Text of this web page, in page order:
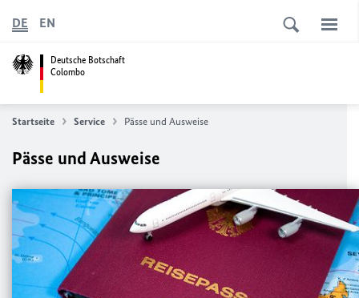
Deutsche Botschaft
Colombo
DE EN
Startseite Service Pässe und Ausweise
Pässe und Ausweise